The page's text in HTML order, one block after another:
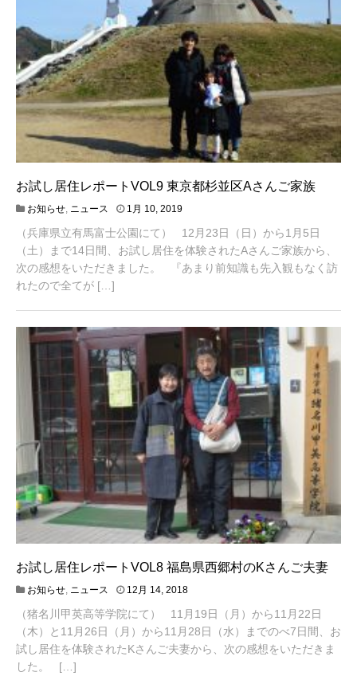
お試し居住レポートVOL9 東京都杉並区Aさんご家族
お知らせ, ニュース 1月 10, 20194
2
0
2
（兵庫県立有馬富士公園にて） 12月23日（日）から1月5日
（土）まで14日間、お試し居住を体験されたAさんご家族から、
次の感想をいただきました。 『あまり前知識も先入観もなく訪
れたので全てが […]
お試し居住レポートVOL8 福島県西郷村のKさんご夫妻
お知らせ ニュース 12月 14, 20184
2
0
,
2
（猪名川甲英高等学院にて） 11月19日（月）から11月22日
（木）と11月26日（月）から11月28日（水）までのべ7日間、お
試し居住を体験されたKさんご夫妻から、次の感想をいただきま
した。 […]